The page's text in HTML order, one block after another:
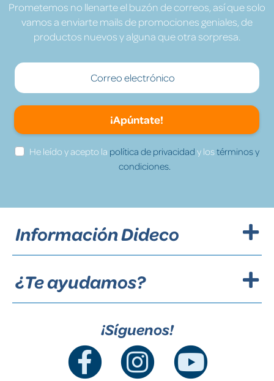
Prometemos no llenarte el buzón de correos, así que solo
vamos a enviarte mails de promociones geniales, de
productos nuevos y alguna que otra sorpresa.
¡Apúntate!
He leído y acepto la política de privacidad y lostérminos y
condiciones.
Información Dideco
¿Te ayudamos?
¡Síguenos!